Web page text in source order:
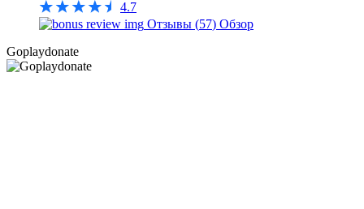
4.7
Отзывы (57) Обзор
Goplaydonate